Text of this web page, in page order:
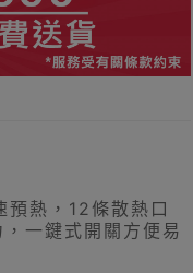
熱，12條散熱口
一鍵式開關方便易